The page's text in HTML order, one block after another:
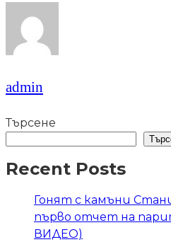
admin
Търсене
Recent Posts
Гонят с камъни
първо отчет на
ВИДЕО)